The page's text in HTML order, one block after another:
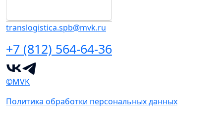
translogistica.spb@mvk.ru
+7 (812) 564-64-36
©MVK
Политика обработки персональных данных